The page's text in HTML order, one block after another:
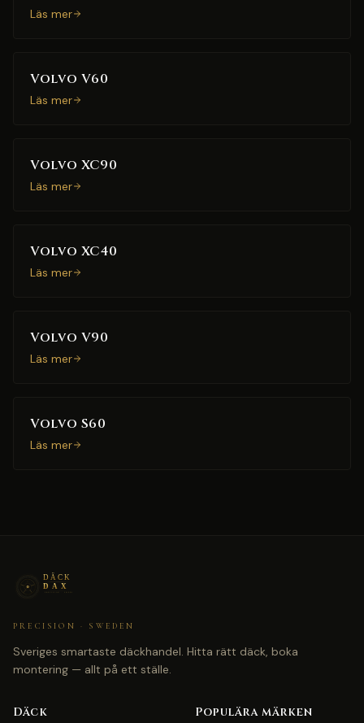
Läs mer
Volvo V60
Läs mer
Volvo XC90
Läs mer
Volvo XC40
Läs mer
Volvo V90
Läs mer
Volvo S60
Läs mer
PRECISION · SWEDEN
Sveriges smartaste däckhandel. Hitta rätt däck, boka
montering — allt på ett ställe.
Däck Populära märken